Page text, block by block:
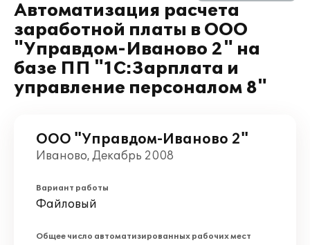
Автоматизация расчета
заработной платы в ООО
"Управдом-Иваново 2" на
базе ПП "1С:Зарплата и
управление персоналом 8"
ООО "Управдом-Иваново 2"
Иваново, Декабрь 2008
Вариант работы
Файловый
Общее число автоматизированных рабочих мест